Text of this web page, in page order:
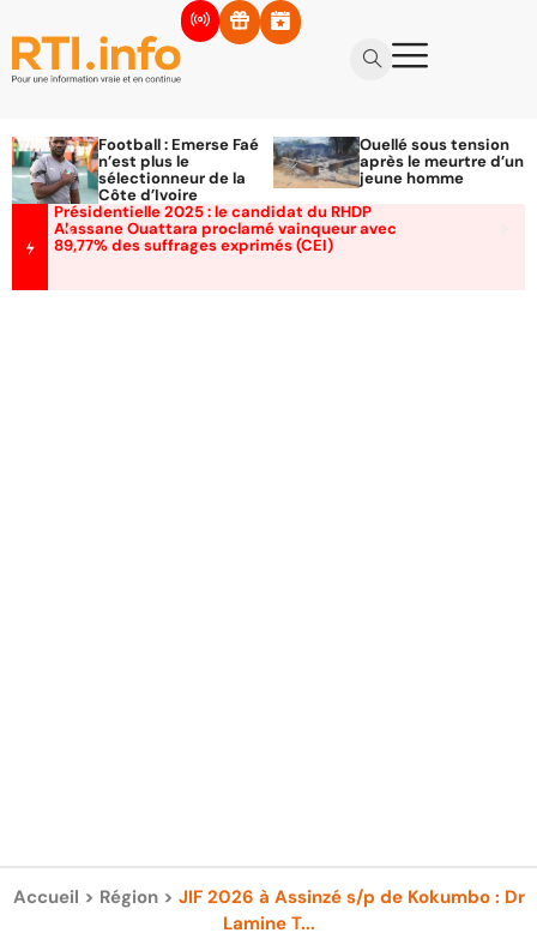
Football : Emerse Faé
n’est plus le
sélectionneur de la
Côte d’Ivoire
Ouellé sous tension
après le meurtre d’un
jeune homme
Présidentielle 2025 : le candidat du RHDP
Alassane Ouattara proclamé vainqueur avec
89,77% des suffrages exprimés (CEI)
Accueil > Région> JIF 2026 à Assinzé s/p de Kokumbo : Dr
Lamine T...